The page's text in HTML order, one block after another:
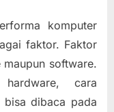
dan
Meningkatkan
Kinerja
Komputer
(Seri
komputer
faktor. Faktor
software.
cara
bisa dibaca pada